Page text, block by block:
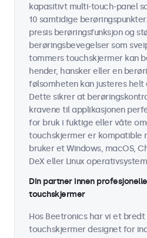
kapasitivt multi-touch-panel
10 samtidige
presis berøringsfunksjon og
berøringsbevegelser som
tommers touchskjermer kan
hender, hansker eller en
følsomheten kan justeres
Dette sikrer at
kravene til applikasjonen
for bruk i fuktige eller våte
touchskjermer er kompatible
bruker et Windows, macOS,
DeX eller Linux
Din partner innen
touchskjermer
Hos Beetronics har vi et
touchskjermer designet for